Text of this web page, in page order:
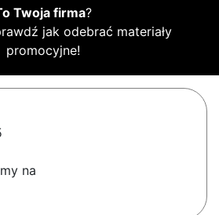
Twoja firma?
jak odebrać materiały
promocyjne!
na